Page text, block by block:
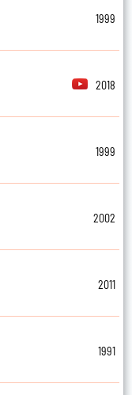
1999
2018
1999
2002
2011
1991